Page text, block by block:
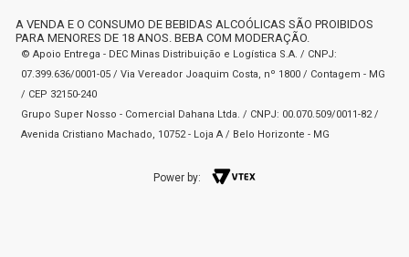
A VENDA E O CONSUMO DE BEBIDAS ALCOÓLICAS SÃO PROIBIDOS
PARA MENORES DE 18 ANOS. BEBA COM MODERAÇÃO.
© Apoio Entrega - DEC Minas Distribuição e Logística S.A. / CNPJ:
07.399.636/0001-05 / Via Vereador Joaquim Costa, nº 1800 / Contagem - MG
/ CEP 32150-240
Grupo Super Nosso - Comercial Dahana Ltda. / CNPJ: 00.070.509/0011-82 /
Avenida Cristiano Machado, 10752 - Loja A / Belo Horizonte - MG
Power by: